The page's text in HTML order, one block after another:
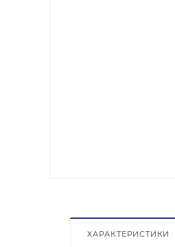
ХАРАКТЕРИСТИКИ